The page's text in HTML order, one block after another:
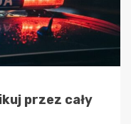
przez cały